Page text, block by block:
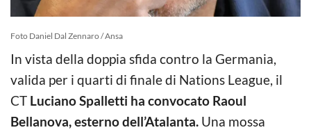
Foto Daniel Dal Zennaro / Ansa
In vista della doppia sfida contro la Germania,
valida per i quarti di finale di Nations League, il
CT Luciano Spalletti ha convocato Raoul
Bellanova, esterno dell’Atalanta. Una mossa